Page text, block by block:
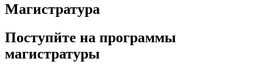
Магистратура
Поступйте на программы
магистратуры